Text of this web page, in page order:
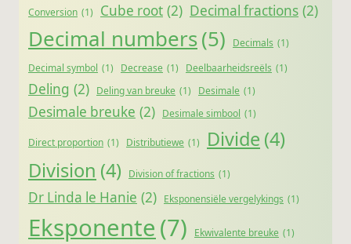
Conversion (1) Cube root (2) Decimal fractions (2)
Decimal numbers(5) Decimals (1)
Decimal symbol (1) Decrease (1) Deelbaarheidsreëls (1)
Deling (2) Deling van breuke (1) Desimale (1)
Desimale breuke (2) Desimale simbool (1)
Direct proportion (1) Distributiewe (1) Divide (4)
Division (4) Division of fractions (1)
Dr Linda le Hanie (2) Eksponensiële vergelykings (1)
Eksponente (7) Ekwivalente breuke (1)